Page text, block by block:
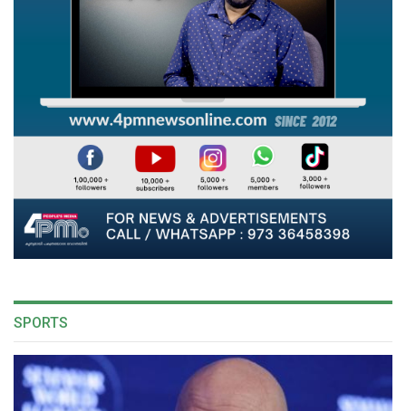
SPORTS